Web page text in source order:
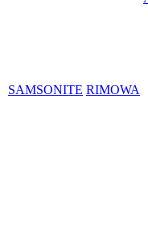
SAMSONITE RIMOWA